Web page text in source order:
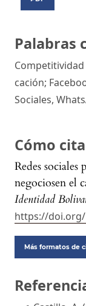
Palabras
cación;
Sociales,
Cómo
Redes
negociosen el
Identidad
https://doi.org/
Más formatos de